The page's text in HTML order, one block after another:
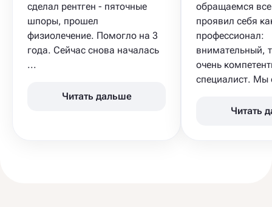
сделал рентген - пяточные
шпоры, прошел
физиолечение. Помогло на 3
года. Сейчас снова началась
...
Читать дальше
обращаемся
проявил себя
профессионал:
внимательный,
очень
специалист. Мы
Читать